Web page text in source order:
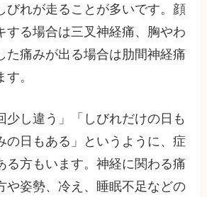
びれが走ることが多いです。顔
する場合は三叉神経痛、胸やわ
た痛みが出る場合は肋間神経痛
。
少し違う」「しびれだけの日も
の日もある」というように、症
る方もいます。神経に関わる痛
や姿勢、冷え、睡眠不足などの